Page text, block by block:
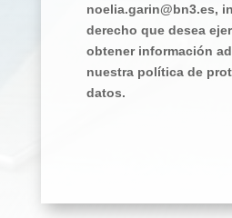
noelia.garin@bn3.es,
derecho que desea
obtener información
nuestra política de
datos.